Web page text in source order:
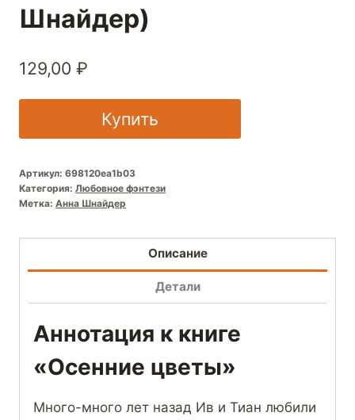
Шнайдер)
129,00 ₽
Купить
Артикул: 698120ea1b03
Категория: Любовное фэнтези
Метка: Анна Шнайдер
Описание
Детали
Аннотация к книге
«Осенние цветы»
Много-много лет назад Ив и Тиан любили